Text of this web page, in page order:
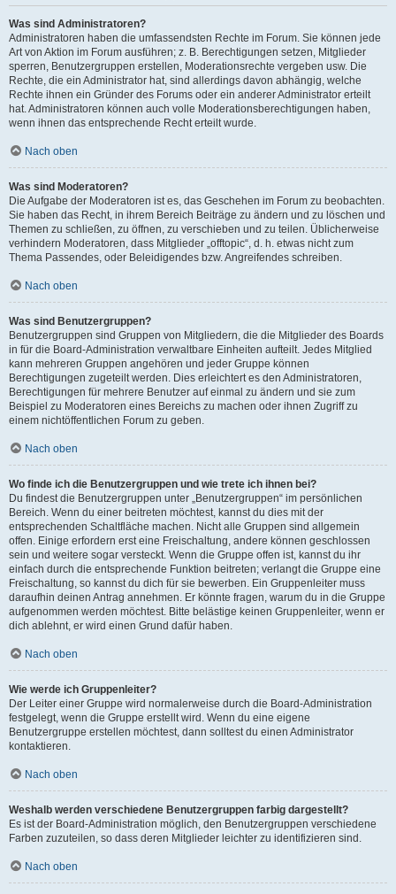
Was sind Administratoren?
Administratoren haben die umfassendsten Rechte im Forum. Sie können jede
Art von Aktion im Forum ausführen; z. B. Berechtigungen setzen, Mitglieder
sperren, Benutzergruppen erstellen, Moderationsrechte vergeben usw. Die
Rechte, die ein Administrator hat, sind allerdings davon abhängig, welche
Rechte ihnen ein Gründer des Forums oder ein anderer Administrator erteilt
hat. Administratoren können auch volle Moderationsberechtigungen haben,
wenn ihnen das entsprechende Recht erteilt wurde.
Nach oben
Was sind Moderatoren?
Die Aufgabe der Moderatoren ist es, das Geschehen im Forum zu beobachten.
Sie haben das Recht, in ihrem Bereich Beiträge zu ändern und zu löschen und
Themen zu schließen, zu öffnen, zu verschieben und zu teilen. Üblicherweise
verhindern Moderatoren, dass Mitglieder „offtopic“, d. h. etwas nicht zum
Thema Passendes, oder Beleidigendes bzw. Angreifendes schreiben.
Nach oben
Was sind Benutzergruppen?
Benutzergruppen sind Gruppen von Mitgliedern, die die Mitglieder des Boards
in für die Board-Administration verwaltbare Einheiten aufteilt. Jedes Mitglied
kann mehreren Gruppen angehören und jeder Gruppe können
Berechtigungen zugeteilt werden. Dies erleichtert es den Administratoren,
Berechtigungen für mehrere Benutzer auf einmal zu ändern und sie zum
Beispiel zu Moderatoren eines Bereichs zu machen oder ihnen Zugriff zu
einem nichtöffentlichen Forum zu geben.
Nach oben
Wo finde ich die Benutzergruppen und wie trete ich ihnen bei?
Du findest die Benutzergruppen unter „Benutzergruppen“ im persönlichen
Bereich. Wenn du einer beitreten möchtest, kannst du dies mit der
entsprechenden Schaltfläche machen. Nicht alle Gruppen sind allgemein
offen. Einige erfordern erst eine Freischaltung, andere können geschlossen
sein und weitere sogar versteckt. Wenn die Gruppe offen ist, kannst du ihr
einfach durch die entsprechende Funktion beitreten; verlangt die Gruppe eine
Freischaltung, so kannst du dich für sie bewerben. Ein Gruppenleiter muss
daraufhin deinen Antrag annehmen. Er könnte fragen, warum du in die Gruppe
aufgenommen werden möchtest. Bitte belästige keinen Gruppenleiter, wenn er
dich ablehnt, er wird einen Grund dafür haben.
Nach oben
Wie werde ich Gruppenleiter?
Der Leiter einer Gruppe wird normalerweise durch die Board-Administration
festgelegt, wenn die Gruppe erstellt wird. Wenn du eine eigene
Benutzergruppe erstellen möchtest, dann solltest du einen Administrator
kontaktieren.
Nach oben
Weshalb werden verschiedene Benutzergruppen farbig dargestellt?
Es ist der Board-Administration möglich, den Benutzergruppen verschiedene
Farben zuzuteilen, so dass deren Mitglieder leichter zu identifizieren sind.
Nach oben